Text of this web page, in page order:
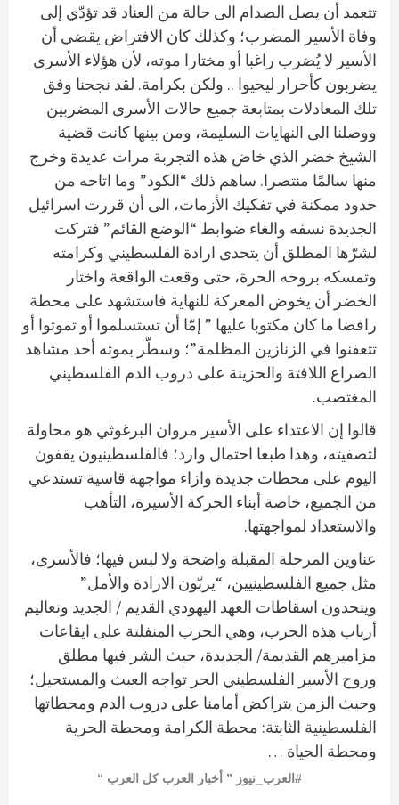
تتعمد أن يصل الصدام الى حالة من العناد قد تؤدّي إلى
وفاة الأسير المضرب؛ وكذلك كان الافتراض يقضي أن
الأسير لا يُضرب راغبا أو مختارا موته، لأن هؤلاء الأسرى
يضربون كأحرار ليحيوا .. ولكن بكرامة. لقد نجحنا وفق
تلك المعادلات بمتابعة جميع حالات الأسرى المضربين
ووصلنا الى النهايات السليمة، ومن بينها كانت قضية
الشيخ خضر الذي خاض هذه التجربة مرات عديدة وخرج
منها سالمًا منتصرا. ساهم ذلك “الكود” وما اتاحه من
حدود ممكنة في تفكيك الأزمات، الى أن قررت اسرائيل
الجديدة نسفه والغاء ضوابط “الوضع القائم” فتركت
لشرّها المطلق أن يتحدى ارادة الفلسطيني وكرامته
وتمسكه بروحه الحرة، حتى وقعت الواقعة واختار
الخضر أن يخوض المعركة للنهاية فاستشهد على محطة
رافضا ما كان مكتوبا عليها ” إمّا أن تستسلموا أو تموتوا أو
تتعفنوا في الزنازين المظلمة”؛ وسطّر بموته أحد مشاهد
الصراع اللافتة والحزينة على دروب الدم الفلسطيني
المغتصب.
قالوا إن الاعتداء على الأسير مروان البرغوثي هو محاولة
لتصفيته، وهذا طبعا احتمال وارد؛ فالفلسطينيون يقفون
اليوم على محطات جديدة وازاء مواجهة قاسية تستدعي
من الجميع، خاصة أبناء الحركة الأسيرة، التأهب
والاستعداد لمواجهتها.
عناوين المرحلة المقبلة واضحة ولا لبس فيها؛ فالأسرى،
مثل جميع الفلسطينيين، “يربّون الارادة والأمل”
ويتحدون اسقاطات العهد اليهودي القديم / الجديد وتعاليم
أرباب هذه الحرب، وهي الحرب المنفلتة على ايقاعات
مزاميرهم القديمة/ الجديدة، حيث الشر فيها مطلق
وروح الأسير الفلسطيني الحر تواجه العبث والمستحيل؛
وحيث الزمن يتراكض أمامنا على دروب الدم ومحطاتها
الفلسطينية الثابتة: محطة الكرامة ومحطة الحرية
ومحطة الحياة …
#العرب_نيوز ” أخبار العرب كل العرب “